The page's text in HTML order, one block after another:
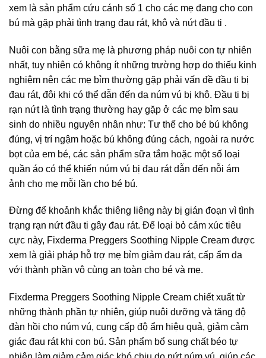
xem là sản phẩm cứu cánh số 1 cho các mẹ đang cho con
bú mà gặp phải tình trạng đau rát, khô và nứt đầu ti .
Nuôi con bằng sữa mẹ là phương pháp nuôi con tự nhiên
nhất, tuy nhiên có không ít những trường hợp do thiếu kinh
nghiệm nên các mẹ bỉm thường gặp phải vấn đề đầu ti bị
đau rát, đôi khi có thể dẫn đến da núm vú bị khô. Đầu ti bị
rạn nứt là tình trạng thường hay gặp ở các mẹ bỉm sau
sinh do nhiều nguyên nhân như: Tư thế cho bé bú không
đúng, vị trí ngậm hoặc bú không đúng cách, ngoài ra nước
bọt của em bé, các sản phẩm sữa tắm hoặc một số loại
quần áo có thể khiến núm vú bị đau rát dẫn đến nỗi ám
ảnh cho mẹ mỗi lần cho bé bú.
Đừng để khoảnh khắc thiêng liêng này bị gián đoạn vì tình
trạng rạn nứt đầu ti gây đau rát. Để loại bỏ cảm xúc tiêu
cực này, Fixderma Preggers Soothing Nipple Cream được
xem là giải pháp hỗ trợ mẹ bỉm giảm đau rát, cấp ẩm da
với thành phần vô cùng an toàn cho bé và mẹ.
Fixderma Preggers Soothing Nipple Cream chiết xuất từ
những thành phần tự nhiên, giúp nuôi dưỡng và tăng độ
đàn hồi cho núm vú, cung cấp độ ẩm hiệu quả, giảm cảm
giác đau rát khi con bú. Sản phẩm bổ sung chất béo tự